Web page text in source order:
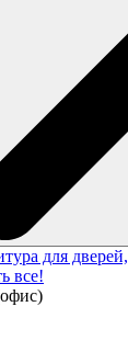
для дверей,
все!